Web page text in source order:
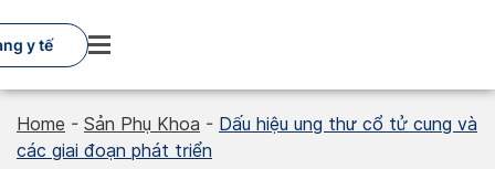
to
content
y tế
Home - Sản Phụ Khoa - Dấu hiệu ung thư cổ tử cung và
các giai đoạn phát triển